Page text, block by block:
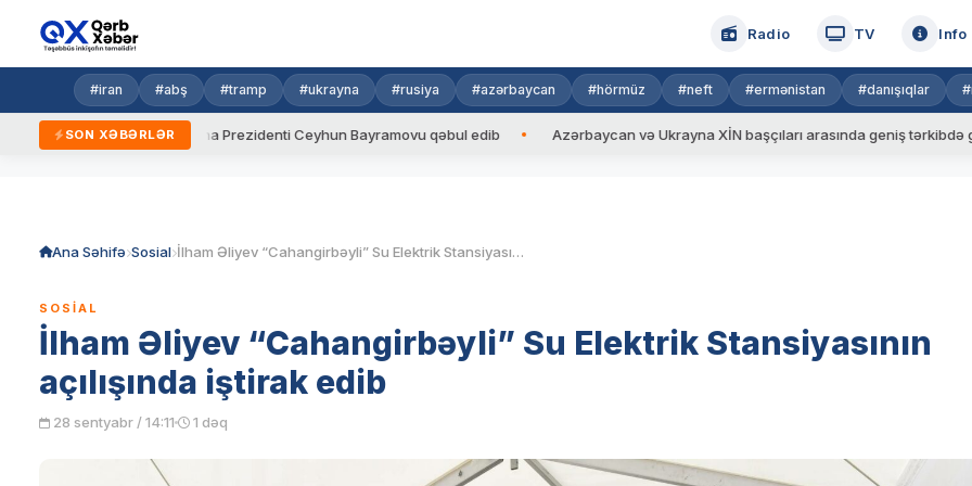
Radio TV Info
#iran #abş #tramp #ukrayna #rusiya #azərbaycan #hörmüz #neft #ermənistan #danışıqlar
SON XƏBƏRLƏR
Ukrayna Prezidenti Ceyhun Bayramovu qəbul edib Azərbaycan və Ukrayna XİN başçıları arasında geniş tərkibdə görüş
Ana Səhifə Sosial İlham Əliyev “Cahangirbəyli” Su Elektrik Stansiyasının açılışında iştirak edib
SOSIAL
İlham Əliyev “Cahangirbəyli” Su Elektrik Stansiyasının
açılışında iştirak edib
28 sentyabr / 14:11 1 dəq